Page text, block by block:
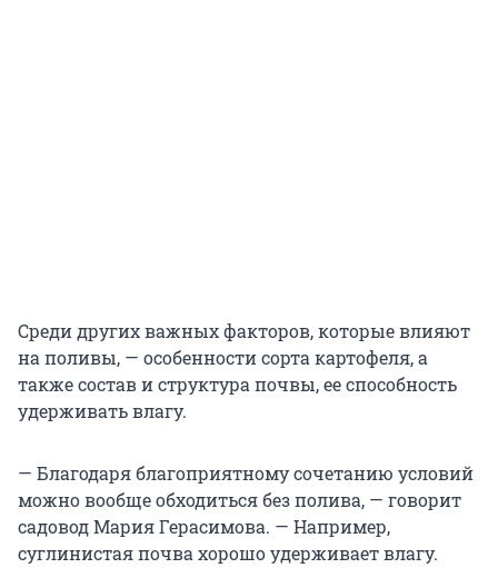
Среди других важных факторов, которые влияют
на поливы, — особенности сорта картофеля, а
также состав и структура почвы, ее способность
удерживать влагу.
— Благодаря благоприятному сочетанию условий
можно вообще обходиться без полива, — говорит
садовод Мария Герасимова. — Например,
суглинистая почва хорошо удерживает влагу.